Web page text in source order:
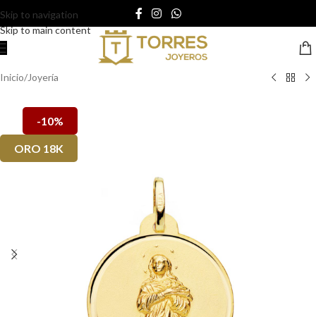
Skip to navigation
Skip to main content
Inicio/Joyería
-10%
ORO 18K